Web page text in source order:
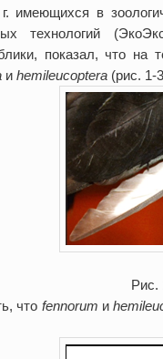
имеющихся в
технологий
показал, что
и hemileucoptera(рис. 1-
Рис.
что fennorum и